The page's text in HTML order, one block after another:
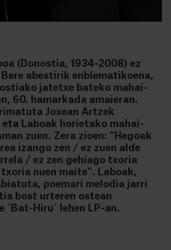
(Donostia, 1934-2008) ez
abestirik enblematikoena,
jatetxe bateko mahai-
60. hamarkada amaieran.
Joxean Artzek
Laboak horietako mahai-
zuen. Zera zioen: “Hegoak
izango zen / ez zuen alde
/ ez zen gehiago txoria
nuen maite”. Laboak,
poemari melodia jarri
bost urteren ostean
´Bat-Hiru´ lehen LP-an.